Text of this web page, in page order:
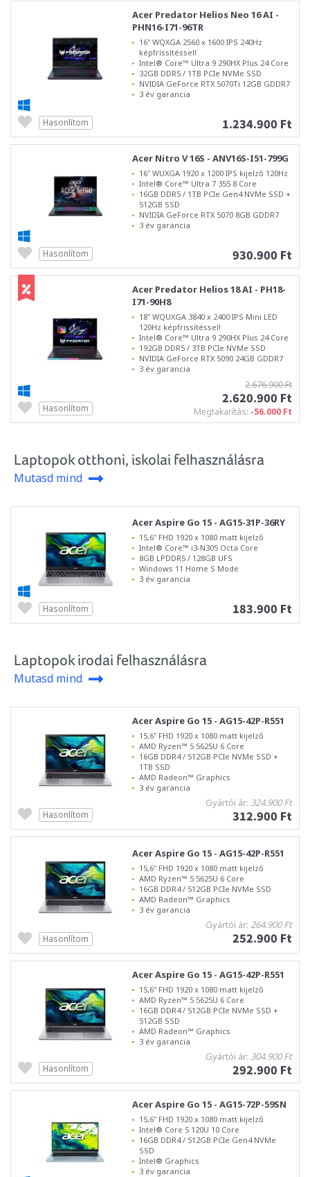
Acer Predator Helios Neo 16 AI -
PHN16-I71-96TR
16" WQXGA 2560 x 1600 IPS 240Hz
képfrissítéssel!
Intel® Core™ Ultra 9 290HX Plus 24 Core
32GB DDR5 / 1TB PCIe NVMe SSD
NVIDIA GeForce RTX 5070Ti 12GB GDDR7
3 év garancia
1.234.900 Ft
Hasonlítom
Acer Nitro V 16S - ANV16S-I51-799G
16" WUXGA 1920 x 1200 IPS kijelző 120Hz
Intel® Core™ Ultra 7 355 8 Core
16GB DDR5 / 1TB PCIe Gen4 NVMe SSD +
512GB SSD
NVIDIA GeForce RTX 5070 8GB GDDR7
3 év garancia
930.900 Ft
Hasonlítom
Acer Predator Helios 18 AI - PH18-
I71-90H8
18" WQUXGA 3840 x 2400 IPS Mini LED
120Hz képfrissítéssel!
Intel® Core™ Ultra 9 290HX Plus 24 Core
192GB DDR5 / 3TB PCIe NVMe SSD
NVIDIA GeForce RTX 5090 24GB GDDR7
3 év garancia
2.676.900 Ft
2.620.900 Ft
Megtakarítás: -56.000 Ft
Hasonlítom
Laptopok otthoni, iskolai felhasználásra
Mutasd mind
Acer Aspire Go 15 - AG15-31P-36RY
15,6" FHD 1920 x 1080 matt kijelző
Intel® Core™ i3-N305 Octa Core
8GB LPDDR5 / 128GB UFS
Windows 11 Home S Mode
3 év garancia
183.900 Ft
Hasonlítom
Laptopok irodai felhasználásra
Mutasd mind
Acer Aspire Go 15 - AG15-42P-R551
15,6" FHD 1920 x 1080 matt kijelző
AMD Ryzen™ 5 5625U 6 Core
16GB DDR4 / 512GB PCIe NVMe SSD +
1TB SSD
AMD Radeon™ Graphics
3 év garancia
Gyártói ár: 324.900 Ft
312.900 Ft
Hasonlítom
Acer Aspire Go 15 - AG15-42P-R551
15,6" FHD 1920 x 1080 matt kijelző
AMD Ryzen™ 5 5625U 6 Core
16GB DDR4 / 512GB PCIe NVMe SSD
AMD Radeon™ Graphics
3 év garancia
Gyártói ár: 264.900 Ft
252.900 Ft
Hasonlítom
Acer Aspire Go 15 - AG15-42P-R551
15,6" FHD 1920 x 1080 matt kijelző
AMD Ryzen™ 5 5625U 6 Core
16GB DDR4 / 512GB PCIe NVMe SSD +
512GB SSD
AMD Radeon™ Graphics
3 év garancia
Gyártói ár: 304.900 Ft
292.900 Ft
Hasonlítom
Acer Aspire Go 15 - AG15-72P-59SN
15,6" FHD 1920 x 1080 matt kijelző
Intel® Core 5 120U 10 Core
16GB DDR4 / 512GB PCIe Gen4 NVMe
SSD
Intel® Graphics
3 év garancia